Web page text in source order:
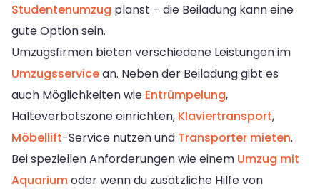
Studentenumzug planst – die Beiladung kann eine
gute Option sein.
Umzugsfirmen bieten verschiedene Leistungen im
Umzugsservicean. Neben der Beiladung gibt es
auch Möglichkeiten wie Entrümpelung,
Halteverbotszone einrichten, Klaviertransport,
Möbellift-Service nutzen und Transporter mieten.
Bei speziellen Anforderungen wie einem Umzug mit
Aquariumoder wenn du zusätzliche Hilfe von